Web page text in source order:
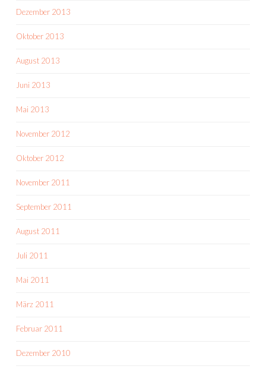
Dezember 2013
Oktober 2013
August 2013
Juni 2013
Mai 2013
November 2012
Oktober 2012
November 2011
September 2011
August 2011
Juli 2011
Mai 2011
März 2011
Februar 2011
Dezember 2010